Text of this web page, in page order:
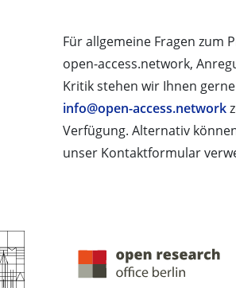
Für allgemeine Fragen zum
open-access.network,
Kritik stehen wir Ihnen
info@open-access.network
Verfügung. Alternativ
unser Kontaktformular